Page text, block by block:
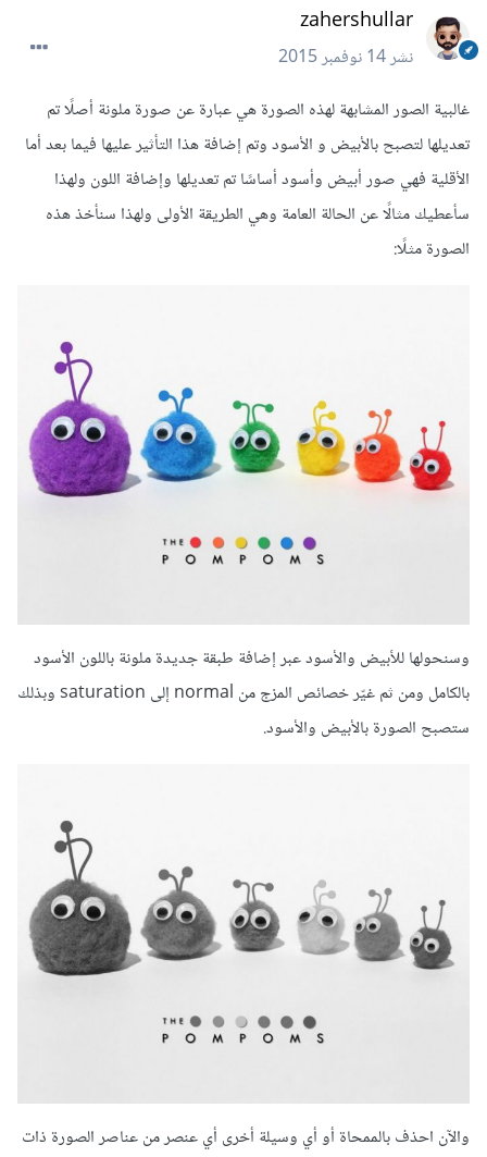
zahershullar
نشر14 نوفمبر 2015
غالبية الصور المشابهة لهذه الصورة هي عبارة عن صورة ملونة أصلًا تم
تعديلها لتصبح بالأبيض و الأسود وتم إضافة هذا التأثير عليها فيما بعد أما
الأقلية فهي صور أبيض وأسود أساسًا تم تعديلها وإضافة اللون ولهذا
سأعطيك مثالًا عن الحالة العامة وهي الطريقة الأولى ولهذا سنأخذ هذه
الصورة مثلًا:
وسنحولها للأبيض والأسود عبر إضافة طبقة جديدة ملونة باللون الأسود
بالكامل ومن ثم غيّر خصائص المزج من normal إلى saturation وبذلك
ستصبح الصورة بالأبيض والأسود.
والآن احذف بالممحاة أو أي وسيلة أخرى أي عنصر من عناصر الصورة ذات